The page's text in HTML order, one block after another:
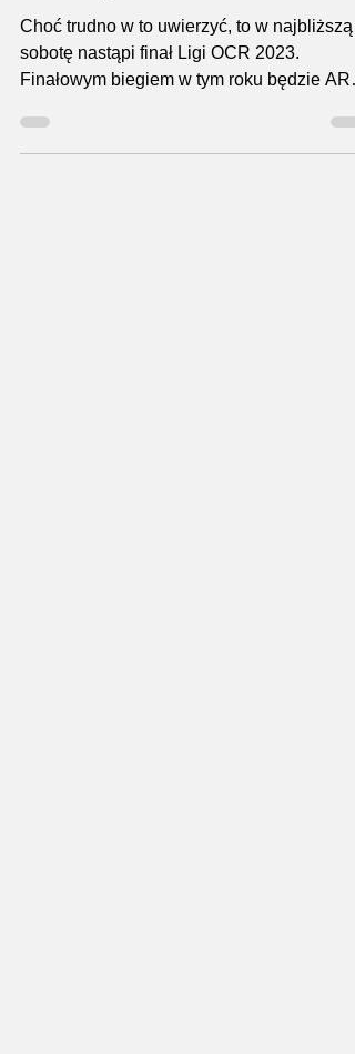
wodą?
Choć trudno w to uwierzyć, to w najbliższą
sobotę nastąpi finał Ligi OCR 2023.
Finałowym biegiem w tym roku będzie ARM